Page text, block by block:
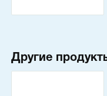
Другие